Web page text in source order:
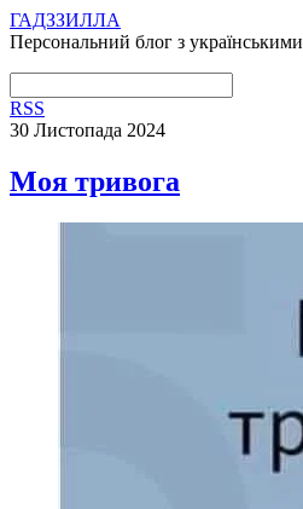
ГАДЗЗИЛЛА
Персональний блог з
RSS
30 Листопада 2024
Моя тривога